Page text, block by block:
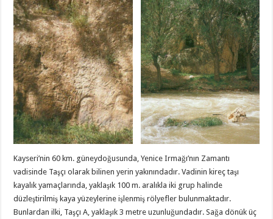
Kayseri’nin 60 km. güneydoğusunda, Yenice Irmağı’nın Zamantı
vadisinde Taşçı olarak bilinen yerin yakınındadır. Vadinin kireç taşı
kayalık yamaçlarında, yaklaşık 100 m. aralıkla iki grup halinde
düzleştirilmiş kaya yüzeylerine işlenmiş rölyefler bulunmaktadır.
Bunlardan ilki, Taşçı A, yaklaşık 3 metre uzunluğundadır. Sağa dönük üç